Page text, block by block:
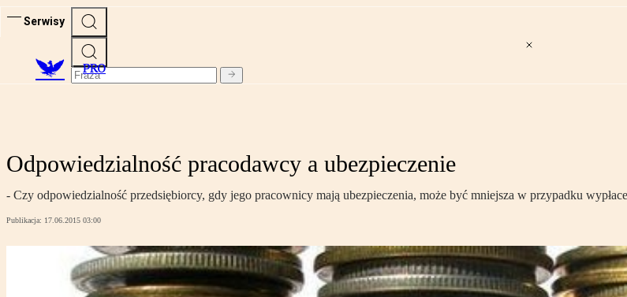
Serwisy
PRO
Odpowiedzialność pracodawcy a ubezpieczenie
- Czy odpowiedzialność przedsiębiorcy, gdy jego pracownicy mają ubezpieczenia, może być mniejsza w przypadku
Publikacja: 17.06.2015 03:00